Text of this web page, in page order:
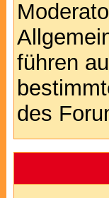
führen
des